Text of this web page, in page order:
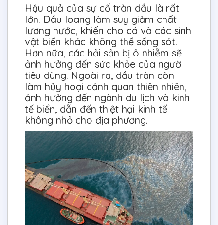
Hậu quả của sự cố tràn dầu là rất
lớn. Dầu loang làm suy giảm chất
lượng nước, khiến cho cá và các sinh
vật biển khác không thể sống sót.
Hơn nữa, các hải sản bị ô nhiễm sẽ
ảnh hưởng đến sức khỏe của người
tiêu dùng. Ngoài ra, dầu tràn còn
làm hủy hoại cảnh quan thiên nhiên,
ảnh hưởng đến ngành du lịch và kinh
tế biển, dẫn đến thiệt hại kinh tế
không nhỏ cho địa phương.